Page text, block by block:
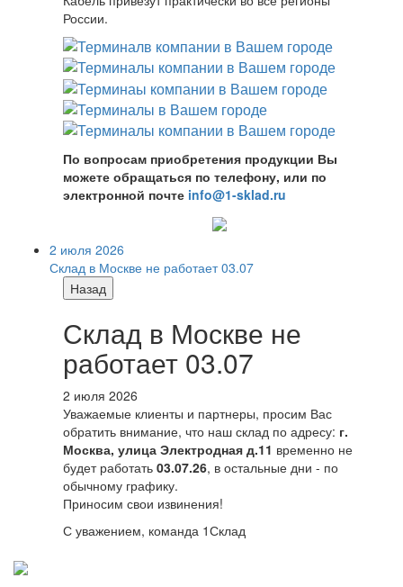
России.
По вопросам приобретения продукции Вы
можете обращаться по телефону, или по
электронной почте info@1-sklad.ru
2 июля 2026
Склад в Москве не работает 03.07
Назад
Склад в Москве не
работает 03.07
2 июля 2026
Уважаемые клиенты и партнеры, просим Вас
обратить внимание, что наш склад по адресу: г.
Москва, улица Электродная д.11 временно не
будет работать 03.07.26, в остальные дни - по
обычному графику.
Приносим свои извинения!
С уважением, команда 1Склад